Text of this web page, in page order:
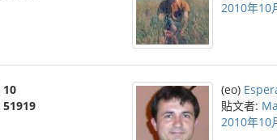
2010年10
10
51919
(eo)
貼文者:
2010年10